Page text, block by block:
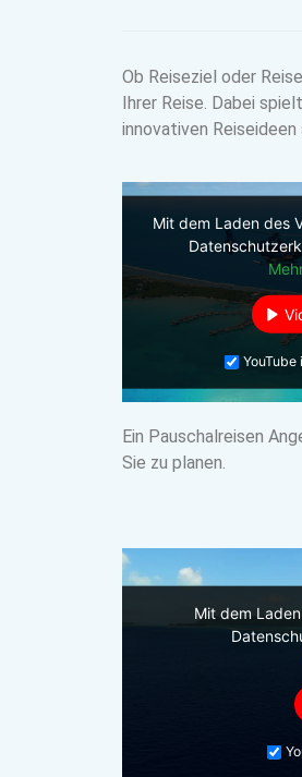
Ob Reiseziel oder
Ihrer Reise. Dabei
innovativen
Mit dem Laden des
Ein Pauschalreisen
Sie zu planen.
Mit dem